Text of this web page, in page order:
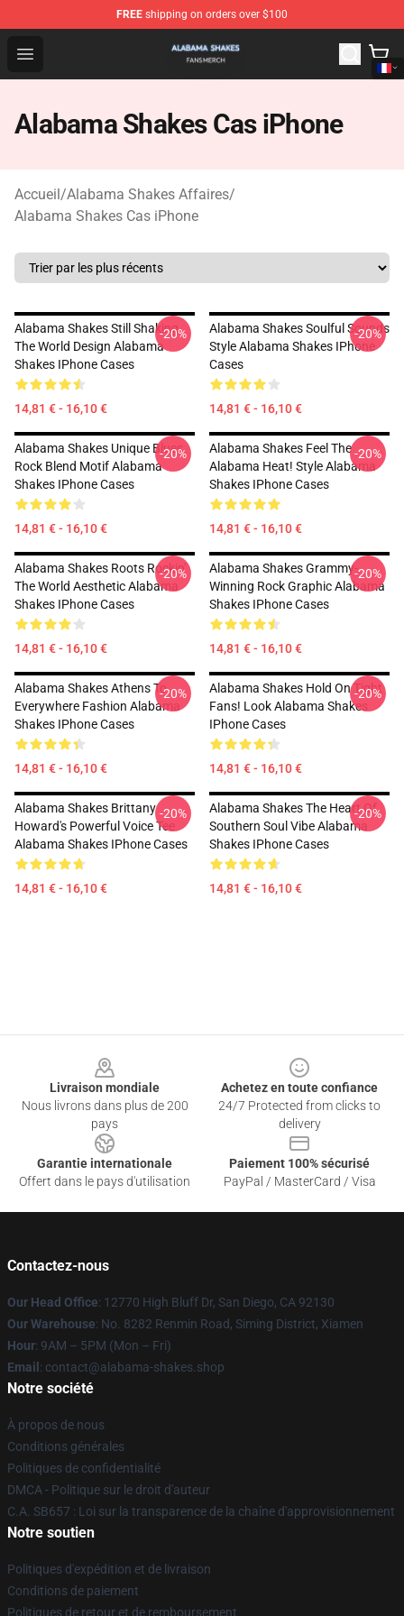
FREE shipping on orders over $100
Open menu
Alabama Shakes Shop - Official Alabama Shakes
Alabama Shakes Cas iPhone
Accueil/Alabama Shakes Affaires/
Alabama Shakes Cas iPhone
Alabama Shakes Still Shaking
The World Design Alabama
Shakes IPhone Cases
14,81 € - 16,10 €
-20%
Alabama Shakes Soulful Sounds
Style Alabama Shakes IPhone
Cases
14,81 € - 16,10 €
-20%
Alabama Shakes Unique Blues
Rock Blend Motif Alabama
Shakes IPhone Cases
14,81 € - 16,10 €
-20%
Alabama Shakes Feel The
Alabama Heat! Style Alabama
Shakes IPhone Cases
14,81 € - 16,10 €
-20%
Alabama Shakes Roots Rockin'
The World Aesthetic Alabama
Shakes IPhone Cases
14,81 € - 16,10 €
-20%
Alabama Shakes Grammy-
Winning Rock Graphic Alabama
Shakes IPhone Cases
14,81 € - 16,10 €
-20%
Alabama Shakes Athens To
Everywhere Fashion Alabama
Shakes IPhone Cases
14,81 € - 16,10 €
-20%
Alabama Shakes Hold On Tight
Fans! Look Alabama Shakes
IPhone Cases
14,81 € - 16,10 €
-20%
Alabama Shakes Brittany
Howard's Powerful Voice Tee
Alabama Shakes IPhone Cases
14,81 € - 16,10 €
-20%
Alabama Shakes The Heart Of
Southern Soul Vibe Alabama
Shakes IPhone Cases
14,81 € - 16,10 €
-20%
Livraison mondiale
Nous livrons dans plus de 200
pays
Achetez en toute confiance
24/7 Protected from clicks to
delivery
Garantie internationale
Offert dans le pays d'utilisation
Paiement 100% sécurisé
PayPal / MasterCard / Visa
Contactez-nous
Our Head Office: 12770 High Bluff Dr, San Diego, CA 92130
Our Warehouse: No. 8282 Renmin Road, Siming District, Xiamen
Hour: 9AM – 5PM (Mon – Fri)
Email : contact@alabama-shakes.shop
Notre société
À propos de nous
Conditions générales
Politiques de confidentialité
DMCA - Politique sur le droit d'auteur
C.A. SB657 : Loi sur la transparence de la chaîne d'approvisionnement
Notre soutien
Politiques d'expédition et de livraison
Conditions de paiement
Politiques de retour et de remboursement